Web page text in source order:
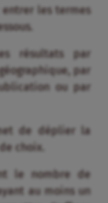
entrer les termes
résultats par
par
ou par
de déplier la
choix.
le nombre de
au moins un